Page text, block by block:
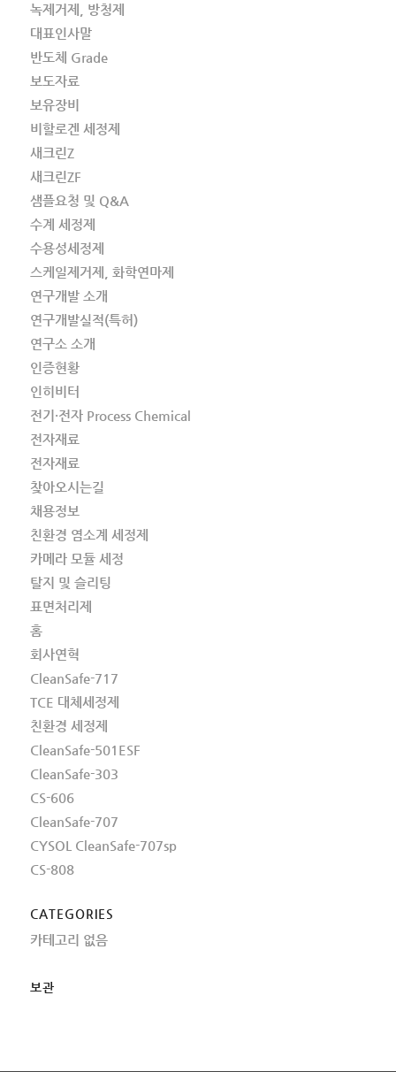
녹제거제, 방청제
대표인사말
반도체 Grade
보도자료
보유장비
비할로겐 세정제
새크린Z
새크린ZF
샘플요청 및 Q&A
수계 세정제
수용성세정제
스케일제거제, 화학연마제
연구개발 소개
연구개발실적(특허)
연구소 소개
인증현황
인히비터
전기·전자 Process Chemical
전자재료
전자재료
찾아오시는길
채용정보
친환경 염소계 세정제
카메라 모듈 세정
탈지 및 슬리팅
표면처리제
홈
회사연혁
CleanSafe-717
TCE 대체세정제
친환경 세정제
CleanSafe-501ESF
CleanSafe-303
CS-606
CleanSafe-707
CYSOL CleanSafe-707sp
CS-808
CATEGORIES
카테고리 없음
보관